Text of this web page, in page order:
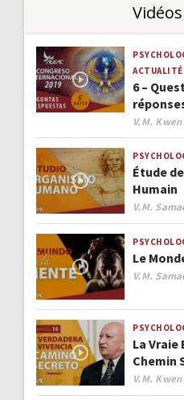
Vidéos
ACTUALITÉ
6 –
Author
V.M.
Étude
Humain
Author
V.M.
Le
Author
V.M.
La Vraie
Chemin
Author
V.M.